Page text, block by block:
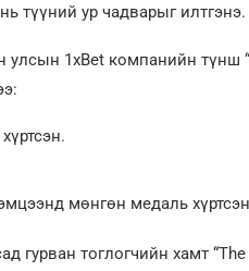
түүний ур чадварыг илтгэнэ.
улсын 1xBet компанийн түнш
мөнгөн медаль
гурван тоглогчийн хамт